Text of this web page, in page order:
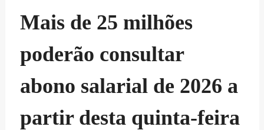
Mais de 25 milhões
poderão consultar
abono salarial de 2026 a
partir desta quinta-feira